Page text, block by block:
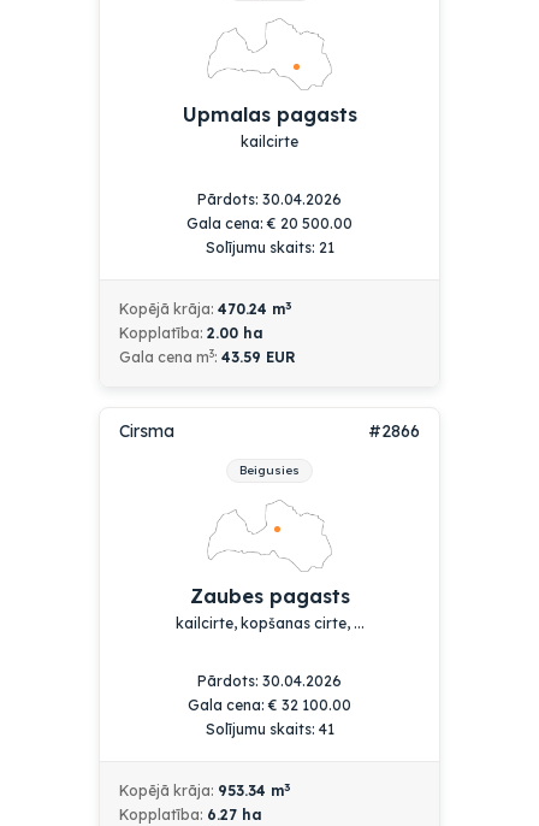
Upmalas pagasts
kailcirte
Pārdots: 30.04.2026
Gala cena:€ 20 500.00
Solījumu skaits: 21
Kopējā krāja: 470.24 m3
Kopplatība: 2.00 ha
Gala cena m3: 43.59 EUR
Cirsma #2866
Beigusies
Zaubes pagasts
kailcirte, kopšanas cirte, ...
Pārdots: 30.04.2026
Gala cena:€ 32 100.00
Solījumu skaits: 41
Kopējā krāja: 953.34 m3
Kopplatība: 6.27 ha